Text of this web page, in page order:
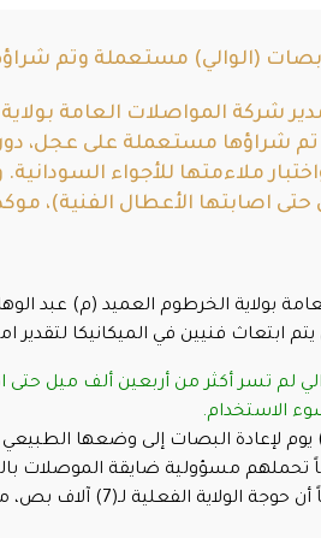
(الوالي) مستعملة وتم
شركة المواصلات العامة
تم شراؤها مستعملة على عجل، دون
ملاءمتها للأجواء
اصابتها الأعطال الفنية)،
بولاية الخرطوم العميد (م) عبد
فنيين في الميكانيكا لتقدير
لم تسر أكثر من أربعين ألف ميل حتى
الاستخدام.
أن لديهم خطة (100) يوم لإعادة البصات إلى
(310) باصات معطلة،